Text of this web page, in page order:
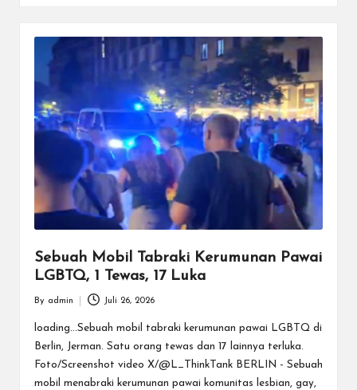
Sebuah Mobil Tabraki Kerumunan Pawai
LGBTQ, 1 Tewas, 17 Luka
by
By admin Juli 26, 2026
loading...Sebuah mobil tabraki kerumunan pawai LGBTQ di
Berlin, Jerman. Satu orang tewas dan 17 lainnya terluka.
Foto/Screenshot video X/@L_ThinkTank BERLIN - Sebuah
mobil menabraki kerumunan pawai komunitas lesbian, gay,